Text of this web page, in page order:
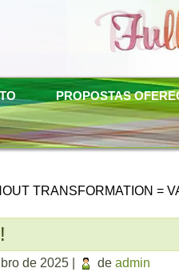
PROPOSTAS
TRANSFORMATION =
de 2025 de admin